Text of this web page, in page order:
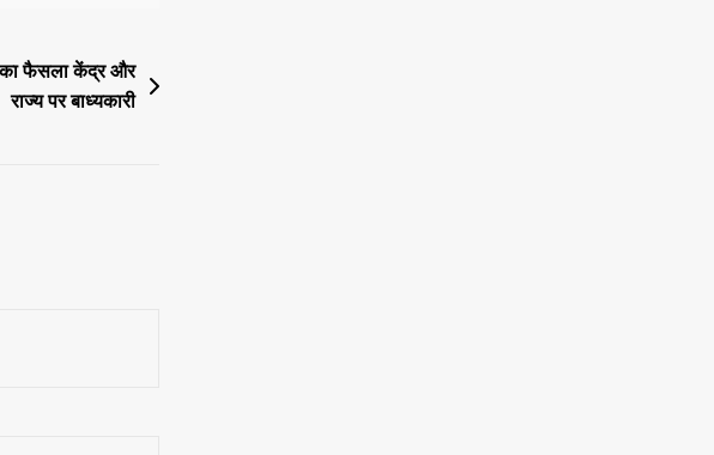
फैसला केंद्र और
राज्य पर बाध्यकारी